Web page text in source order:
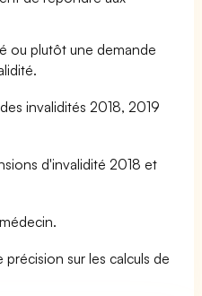
ou plutôt une demande
invalidités 2018, 2019
d'invalidité 2018 et
sur les calculs de